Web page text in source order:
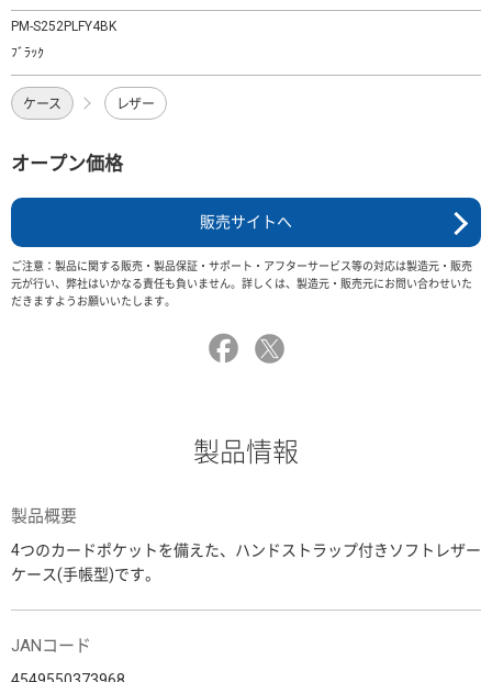
PM-S252PLFY4BK
ﾌﾞﾗｯｸ
ケース レザー
オープン価格
販売サイトへ
ご注意：製品に関する販売・製品保証・サポート・アフターサービス等の対応は製造元・販売
元が行い、弊社はいかなる責任も負いません。詳しくは、製造元・販売元にお問い合わせいた
だきますようお願いいたします。
製品情報
製品概要
4つのカードポケットを備えた、ハンドストラップ付きソフトレザー
ケース(手帳型)です。
JANコード